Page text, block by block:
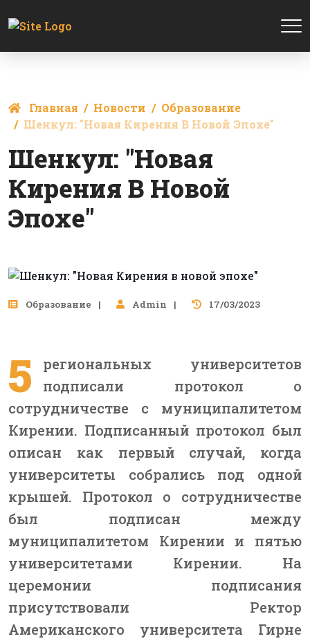
Главная Новости
Образование
Шенкул: "Новая Кирения В Новой Эпохе"
Шенкул: "Новая
Кирения В Новой
Эпохе"
Образование Admin 17/03/2023
5
региональных университетов
подписали протокол о
сотрудничестве с муниципалитетом
Кирении. Подписанный протокол был
описан как первый случай, когда
университеты собрались под одной
крышей. Протокол о сотрудничестве
был подписан между
муниципалитетом Кирении и пятью
университетами Кирении. На
церемонии подписания
присутствовали Ректор
Американского университета Гирне